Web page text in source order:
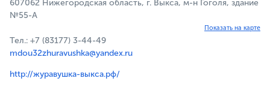
607062 Нижегородская область, г. Выкса, м-н Гоголя, здание
№55-А
Показать на карте
Тел.: +7 (83177) 3-44-49
mdou32zhuravushka@yandex.ru
http://журавушка-выкса.рф/